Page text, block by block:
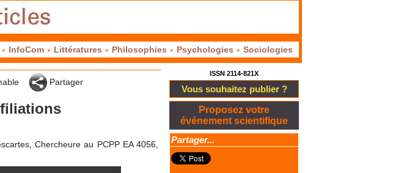
InfoCom Littératures Philosophies Psychologies Sociologies
Partager
Chercheure au PCPP EA 4056,
ISSN 2114-821X
Vous souhaitez publier ?
Proposez votre
événement scientifique
Partager...